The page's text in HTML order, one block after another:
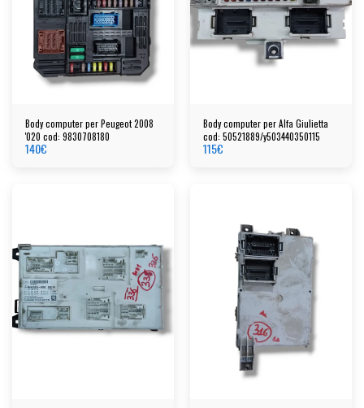
Body computer per Peugeot 2008
'020 cod: 9830708180
140€
Body computer per Alfa Giulietta
cod: 50521889/y503440350115
115€